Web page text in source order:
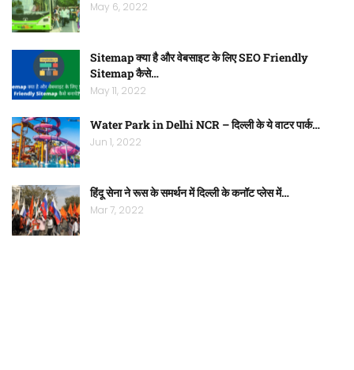
May 6, 2022
Sitemap क्या है और वेबसाइट के लिए SEO Friendly
Sitemap कैसे…
May 11, 2022
Water Park in Delhi NCR – दिल्ली के ये वाटर पार्क…
Jun 1, 2022
हिंदू सेना ने रूस के समर्थन में दिल्ली के कनॉट प्लेस में…
Mar 7, 2022